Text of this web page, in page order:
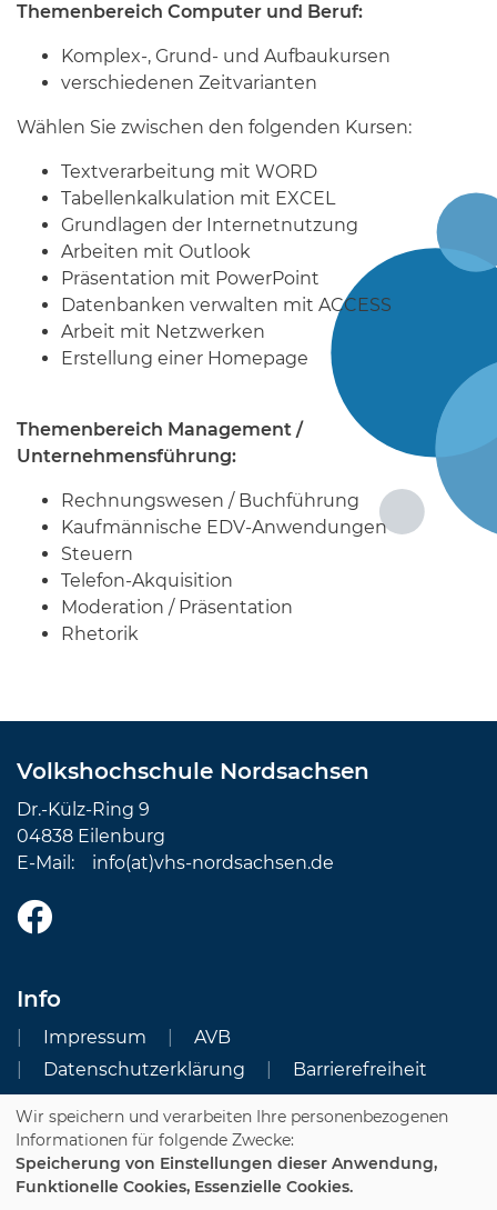
Themenbereich Computer und Beruf:
Komplex-, Grund- und Aufbaukursen
verschiedenen Zeitvarianten
Wählen Sie zwischen den folgenden Kursen:
Textverarbeitung mit WORD
Tabellenkalkulation mit EXCEL
Grundlagen der Internetnutzung
Arbeiten mit Outlook
Präsentation mit PowerPoint
Datenbanken verwalten mit ACCESS
Arbeit mit Netzwerken
Erstellung einer Homepage
Themenbereich Management /
Unternehmensführung:
Rechnungswesen / Buchführung
Kaufmännische EDV-Anwendungen
Steuern
Telefon-Akquisition
Moderation / Präsentation
Rhetorik
Volkshochschule Nordsachsen
Dr.-Külz-Ring 9
04838 Eilenburg
E-Mail: info(at)vhs-nordsachsen.de
Info
Impressum
AVB
Datenschutzerklärung
Barrierefreiheit
Cookie Einstellungen
Dozenten-Login
Wir speichern und verarbeiten Ihre personenbezogenen
Informationen für folgende Zwecke:
Speicherung von Einstellungen dieser Anwendung,
Funktionelle Cookies, Essenzielle Cookies.